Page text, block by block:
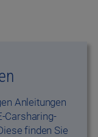
Anleitungen
Carsharing-
finden Sie